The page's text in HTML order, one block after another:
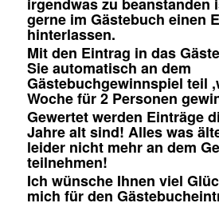
gerne im Gästebuch einen
hinterlassen.
Mit den Eintrag in das
Sie automatisch an dem
Gästebuchgewinnspiel teil
Woche für 2 Personen
Gewertet werden Einträge
Jahre alt sind! Alles was
leider nicht mehr an dem
teilnehmen!
Ich wünsche Ihnen viel
mich für den